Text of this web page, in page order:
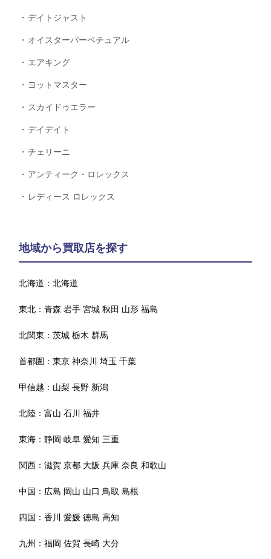
デイトジャスト
オイスターパーペチュアル
エアキング
ヨットマスター
スカイドゥエラー
デイデイト
チェリーニ
アンティーク・ロレックス
レディース ロレックス
地域から買取店を探す
北海道：北海道
東北：青森 岩手 宮城 秋田 山形 福島
北関東：茨城 栃木 群馬
首都圏：東京 神奈川 埼玉 千葉
甲信越： 山梨 長野 新潟
北陸：富山 石川 福井
東海：静岡 岐阜 愛知 三重
関西：滋賀 京都 大阪 兵庫 奈良 和歌山
中国： 広島 岡山 山口 鳥取 島根
四国：香川 愛媛 徳島 高知
九州：福岡 佐賀 長崎 大分